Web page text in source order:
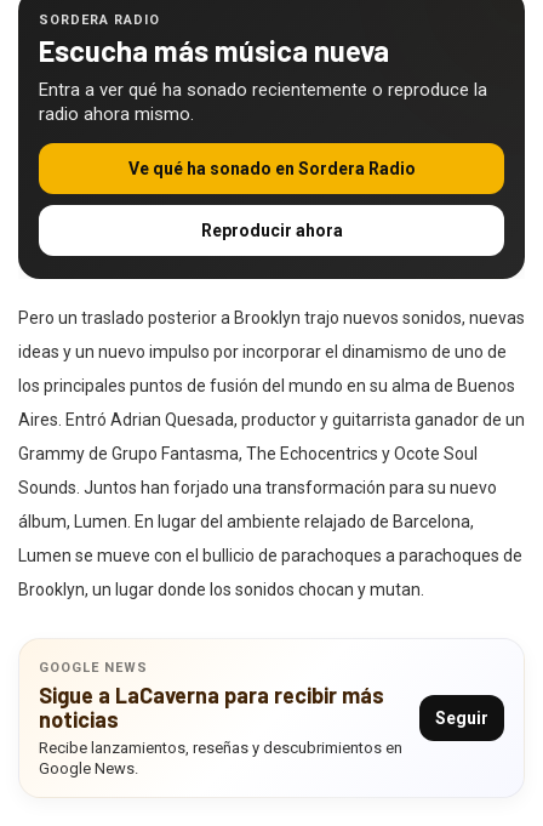
SORDERA RADIO
Escucha más música nueva
Entra a ver qué ha sonado recientemente o reproduce la
radio ahora mismo.
Ve qué ha sonado en Sordera Radio
Reproducir ahora
Pero un traslado posterior a Brooklyn trajo nuevos sonidos, nuevas
ideas y un nuevo impulso por incorporar el dinamismo de uno de
los principales puntos de fusión del mundo en su alma de Buenos
Aires. Entró Adrian Quesada, productor y guitarrista ganador de un
Grammy de Grupo Fantasma, The Echocentrics y Ocote Soul
Sounds. Juntos han forjado una transformación para su nuevo
álbum, Lumen. En lugar del ambiente relajado de Barcelona, ​​
Lumen se mueve con el bullicio de parachoques a parachoques de
Brooklyn, un lugar donde los sonidos chocan y mutan.
GOOGLE NEWS
Sigue a LaCaverna para recibir más
noticias
Recibe lanzamientos, reseñas y descubrimientos en
Google News.
Seguir